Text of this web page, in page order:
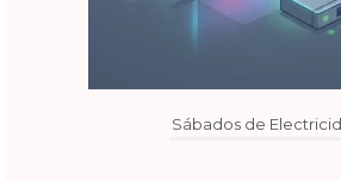
Sábados de